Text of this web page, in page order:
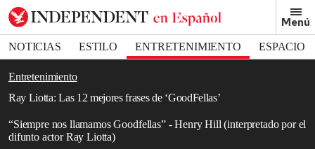
Menú
NOTICIAS ESTILO ENTRETENIMIENTO
ESPACIO
DEPORTES
Entretenimiento
Ray Liotta: Las 12 mejores frases de ‘GoodFellas’
“Siempre nos llamamos Goodfellas” - Henry Hill (interpretado por el
difunto actor Ray Liotta)
Bookmark popover
Removed from bookmarks
Close popover